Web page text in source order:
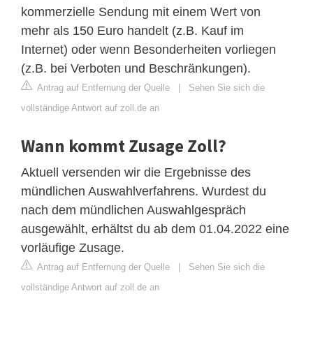
kommerzielle Sendung mit einem Wert von
mehr als 150 Euro handelt (z.B. Kauf im
Internet) oder wenn Besonderheiten vorliegen
(z.B. bei Verboten und Beschränkungen).
Antrag auf Entfernung der Quelle | Sehen Sie sich die
vollständige Antwort auf zoll.de an
Wann kommt Zusage Zoll?
Aktuell versenden wir die Ergebnisse des
mündlichen Auswahlverfahrens. Wurdest du
nach dem mündlichen Auswahlgespräch
ausgewählt, erhältst du ab dem 01.04.2022 eine
vorläufige Zusage.
Antrag auf Entfernung der Quelle | Sehen Sie sich die
vollständige Antwort auf zoll.de an